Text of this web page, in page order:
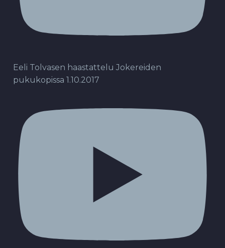
Eeli Tolvasen haastattelu Jokereiden
pukukopissa 1.10.2017